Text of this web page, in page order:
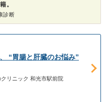
。
診断
“胃腸と肝臓のお悩み”
リニック 和光市駅前院